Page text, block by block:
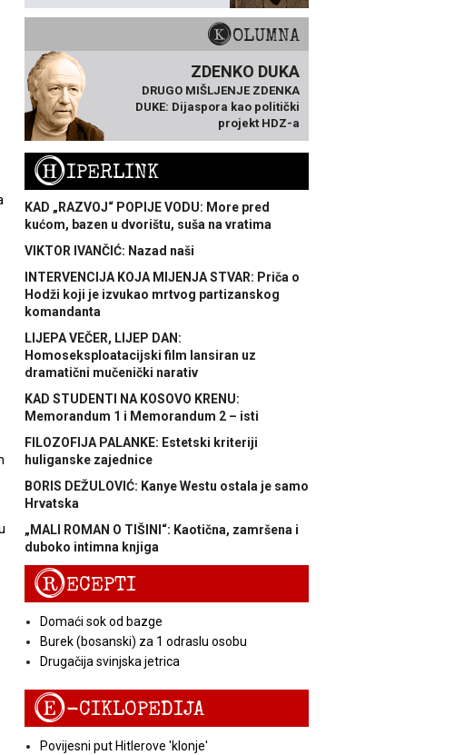
KOLUMNA
ZDENKO DUKA
DRUGO MIŠLJENJE ZDENKA
DUKE: Dijaspora kao politički
projekt HDZ-a
HIPERLINK
KAD „RAZVOJ“ POPIJE VODU: More pred
kućom, bazen u dvorištu, suša na vratima
VIKTOR IVANČIĆ: Nazad naši
INTERVENCIJA KOJA MIJENJA STVAR: Priča o
Hodži koji je izvukao mrtvog partizanskog
komandanta
LIJEPA VEČER, LIJEP DAN:
Homoseksploatacijski film lansiran uz
dramatični mučenički narativ
KAD STUDENTI NA KOSOVO KRENU:
Memorandum 1 i Memorandum 2 – isti
FILOZOFIJA PALANKE: Estetski kriteriji
huliganske zajednice
BORIS DEŽULOVIĆ: Kanye Westu ostala je samo
Hrvatska
„MALI ROMAN O TIŠINI“: Kaotična, zamršena i
duboko intimna knjiga
RECEPTI
Domaći sok od bazge
Burek (bosanski) za 1 odraslu osobu
Drugačija svinjska jetrica
E-CIKLOPEDIJA
Povijesni put Hitlerove 'klonje'